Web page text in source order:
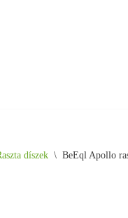
díszek \ BeEql Apollo